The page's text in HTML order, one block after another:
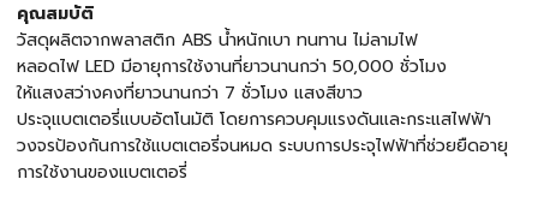
คุณสมบัติ
วัสดุผลิตจากพลาสติก ABS น้ำหนักเบา ทนทาน ไม่ลามไฟ
หลอดไฟ LED มีอายุการใช้งานที่ยาวนานกว่า 50,000 ชั่วโมง
ให้แสงสว่างคงที่ยาวนานกว่า 7 ชั่วโมง แสงสีขาว
ประจุแบตเตอรี่แบบอัตโนมัติ โดยการควบคุมแรงดันและกระแสไฟฟ้า
วงจรป้องกันการใช้แบตเตอรี่จนหมด ระบบการประจุไฟฟ้าที่ช่วยยืดอายุ
การใช้งานของแบตเตอรี่